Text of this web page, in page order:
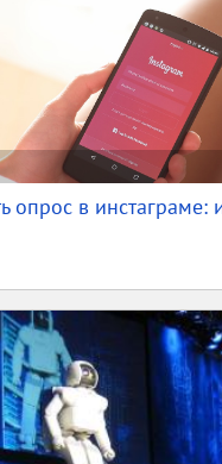
опрос в инстаграме: